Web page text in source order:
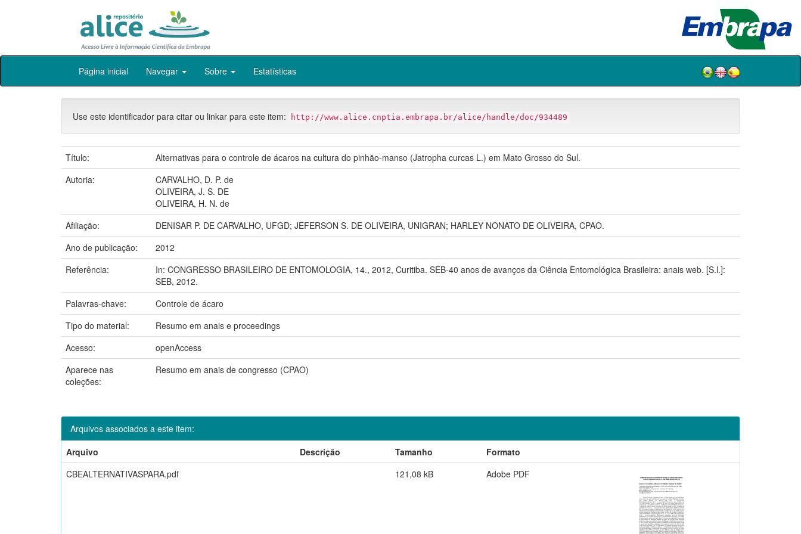
Skip
Página inicial Navegar Sobre Estatísticas
Use este identificador para citar ou linkar para este item: http://www.alice.cnptia.embrapa.br/alice/handle/doc/934489
Título:
Alternativas para o controle de ácaros na cultura do pinhão-manso (Jatropha curcas L.) em Mato Grosso do Sul.
Autoria:
CARVALHO, D. P. de
OLIVEIRA, J. S. DE
OLIVEIRA, H. N. de
Afiliação:
DENISAR P. DE CARVALHO, UFGD; JEFERSON S. DE OLIVEIRA, UNIGRAN; HARLEY NONATO DE OLIVEIRA, CPAO.
Ano de publicação:
2012
Referência:
In: CONGRESSO BRASILEIRO DE ENTOMOLOGIA, 14., 2012, Curitiba. SEB-40 anos de avanços da Ciência Entomológica Brasileira: anais web. [S.l.]:
SEB, 2012.
Palavras-chave:
Controle de ácaro
Tipo do material:
Resumo em anais e proceedings
Acesso:
openAccess
Aparece nas
coleções:
Resumo em anais de congresso (CPAO)
Arquivos associados a este item:
Arquivo
Descrição Tamanho
Formato
CBEALTERNATIVASPARA.pdf
121,08 kB Adobe PDF